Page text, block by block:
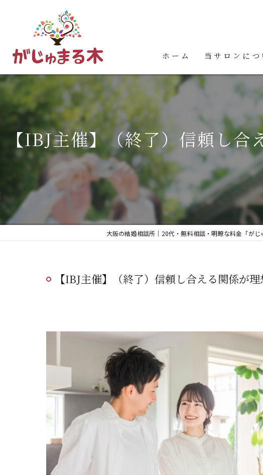
ホーム 当サロンにつ
お見合い
占い
カウンセリング
イベント
【IBJ主催】（終了）信頼し
大阪の結婚相談所｜20代・無料相談・明瞭な料金「がじ
【IBJ主催】（終了）信頼し合える関係が